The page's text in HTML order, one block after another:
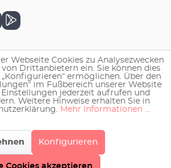
GmbH & Co. KG.
Webseite Cookies zu Analysezwecken
Drittanbietern ein. Sie können dies
ermöglichen. Über den
im Fußbereich unserer Website
Einstellungen jederzeit aufrufen und
Weitere Hinweise erhalten Sie in
Mehr Informationen ...
Konfigurieren
Cookies akzeptieren